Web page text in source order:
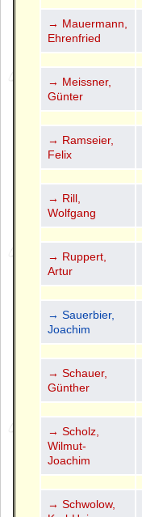
→ Mauermann,
Ehrenfried
→ Meissner,
Günter
→ Ramseier,
Felix
→ Rill,
Wolfgang
→ Ruppert,
Artur
→ Sauerbier,
Joachim
→ Schauer,
Günther
→ Scholz,
Wilmut-
Joachim
→ Schwolow,